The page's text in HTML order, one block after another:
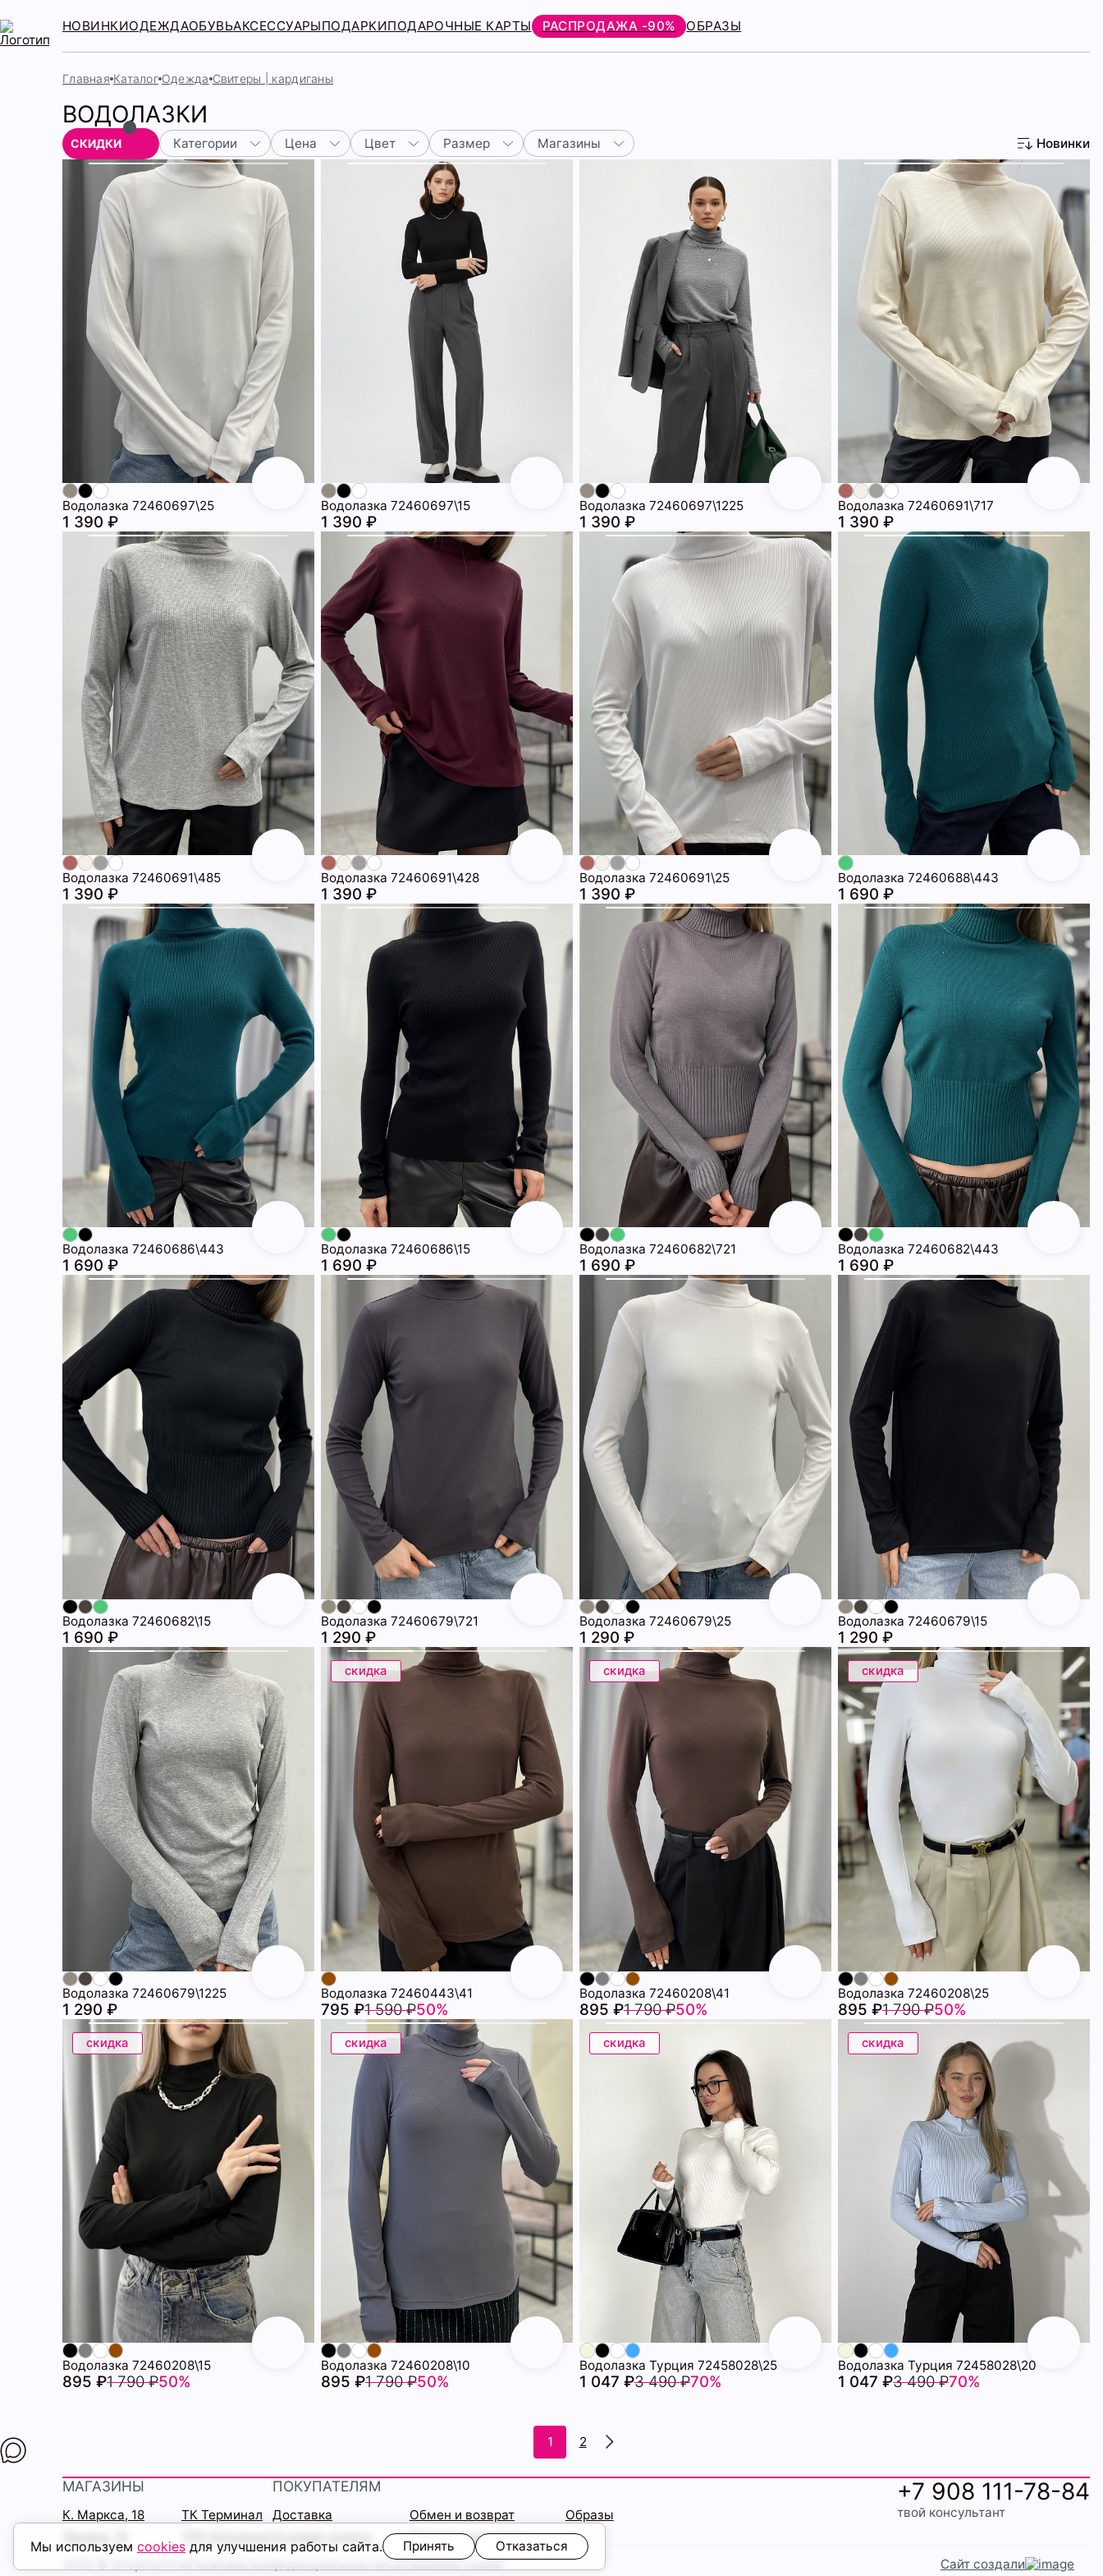
НОВИНКИОДЕЖДАОБУВЬАКСЕССУАРЫПОДАРКИПОДАРОЧНЫЕ КАРТЫ РАСПРОДАЖА -90% ОБРАЗЫ
Главная Каталог Одежда Свитеры | кардиганы
ВОДОЛАЗКИ
СКИДКИ Категории Цена Цвет Размер Магазины Новинки
Водолазка 72460697\25
1 390 ₽
Водолазка 72460697\15
1 390 ₽
Водолазка 72460697\1225
1 390 ₽
Водолазка 72460691\717
1 390 ₽
Водолазка 72460691\485
1 390 ₽
Водолазка 72460691\428
1 390 ₽
Водолазка 72460691\25
1 390 ₽
Водолазка 72460688\443
1 690 ₽
Водолазка 72460686\443
1 690 ₽
Водолазка 72460686\15
1 690 ₽
Водолазка 72460682\721
1 690 ₽
Водолазка 72460682\443
1 690 ₽
Водолазка 72460682\15
1 690 ₽
Водолазка 72460679\721
1 290 ₽
Водолазка 72460679\25
1 290 ₽
Водолазка 72460679\15
1 290 ₽
Водолазка 72460679\1225
1 290 ₽
скидка
Водолазка 72460443\41
795 ₽1 590 ₽50%
скидка
Водолазка 72460208\41
895 ₽1 790 ₽50%
скидка
Водолазка 72460208\25
895 ₽1 790 ₽50%
скидка
Водолазка 72460208\15
895 ₽1 790 ₽50%
скидка
Водолазка 72460208\10
895 ₽1 790 ₽50%
скидка
Водолазка Турция 72458028\25
1 047 ₽3 490 ₽70%
скидка
Водолазка Турция 72458028\20
1 047 ₽3 490 ₽70%
1 2
МАГАЗИНЫ
К. Маркса, 18
ТК Терминал
ПОКУПАТЕЛЯМ
Доставка
Обмен и возврат
Подарочные карты
Образы
+7 908 111-78-84
твой консультант
Политика конфиденциальности Соглашение cookie Сайт создали
Мы используем cookies для улучшения работы сайта. Принять Отказаться